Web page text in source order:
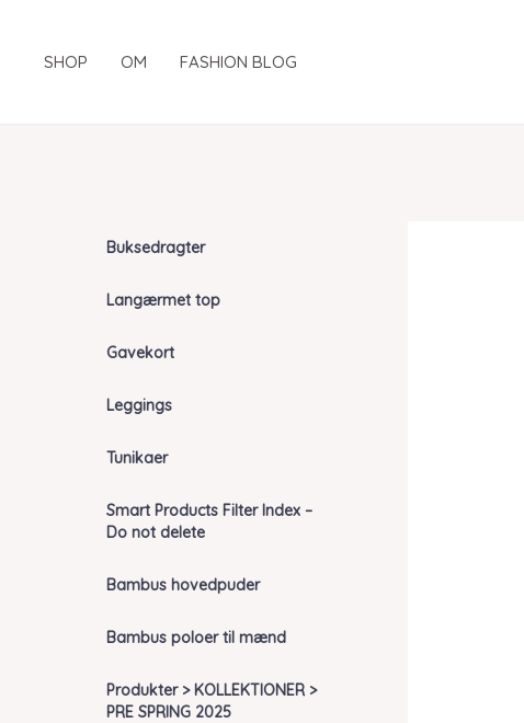
SHOP OM FASHION BLOG
Buksedragter
Langærmet top
Gavekort
Leggings
Tunikaer
Smart Products Filter Index –
Do not delete
Bambus hovedpuder
Bambus poloer til mænd
Produkter > KOLLEKTIONER >
PRE SPRING 2025